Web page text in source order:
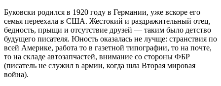
Буковски родился в 1920 году в Германии, уже вскоре его
семья переехала в США. Жестокий и раздражительный отец,
бедность, прыщи и отсутствие друзей — таким было детство
будущего писателя. Юность оказалась не лучще: странствия по
всей Америке, работа то в газетной типографии, то на почте,
то на складе автозапчастей, внимание со стороны ФБР
(писатель не служил в армии, когда шла Вторая мировая
война).